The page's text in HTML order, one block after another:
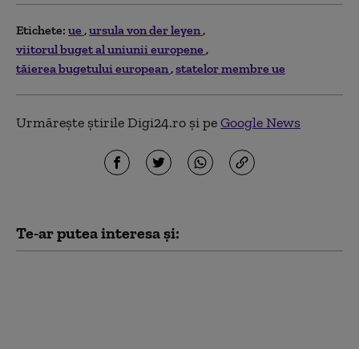
Etichete: ue ursula von der leyen
viitorul buget al uniunii europene
tăierea bugetului european statelor membre ue
Urmărește știrile Digi24.ro și peGoogle News
Te-ar putea interesa și: